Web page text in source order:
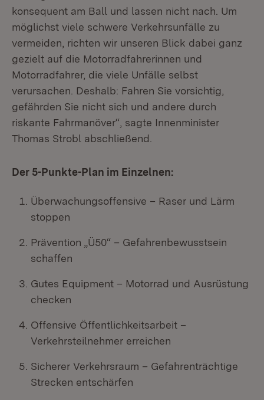
konsequent am Ball und lassen nicht nach. Um
möglichst viele schwere Verkehrsunfälle zu
vermeiden, richten wir unseren Blick dabei ganz
gezielt auf die Motorradfahrerinnen und
Motorradfahrer, die viele Unfälle selbst
verursachen. Deshalb: Fahren Sie vorsichtig,
gefährden Sie nicht sich und andere durch
riskante Fahrmanöver“, sagte Innenminister
Thomas Strobl abschließend.
Der 5-Punkte-Plan im Einzelnen:
Überwachungsoffensive – Raser und Lärm
stoppen
Prävention „Ü50“ – Gefahrenbewusstsein
schaffen
Gutes Equipment – Motorrad und Ausrüstung
checken
Offensive Öffentlichkeitsarbeit –
Verkehrsteilnehmer erreichen
Sicherer Verkehrsraum – Gefahrenträchtige
Strecken entschärfen